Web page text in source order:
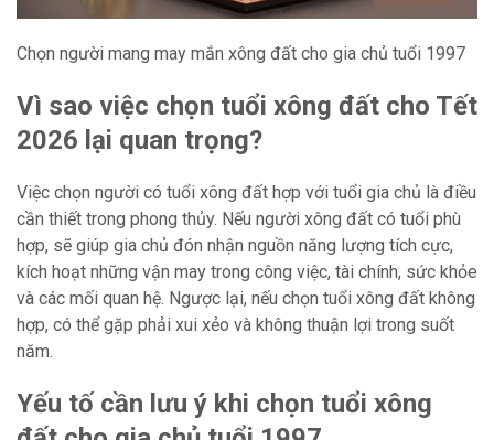
Chọn người mang may mắn xông đất cho gia chủ tuổi 1997
Vì sao việc chọn tuổi xông đất cho Tết
2026 lại quan trọng?
Việc chọn người có tuổi xông đất hợp với tuổi gia chủ là điều
cần thiết trong phong thủy. Nếu người xông đất có tuổi phù
hợp, sẽ giúp gia chủ đón nhận nguồn năng lượng tích cực,
kích hoạt những vận may trong công việc, tài chính, sức khỏe
và các mối quan hệ. Ngược lại, nếu chọn tuổi xông đất không
hợp, có thể gặp phải xui xẻo và không thuận lợi trong suốt
năm.
Yếu tố cần lưu ý khi chọn tuổi xông